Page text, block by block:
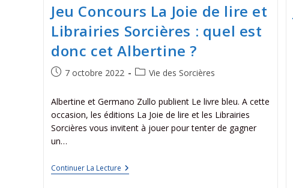
Jeu Concours La Joie de lire et
Librairies Sorcières : quel est
donc cet Albertine ?
7 octobre 2022 Vie des Sorcières
Albertine et Germano Zullo publient Le livre bleu. A cette
occasion, les éditions La Joie de lire et les Librairies
Sorcières vous invitent à jouer pour tenter de gagner
un…
Continuer La Lecture